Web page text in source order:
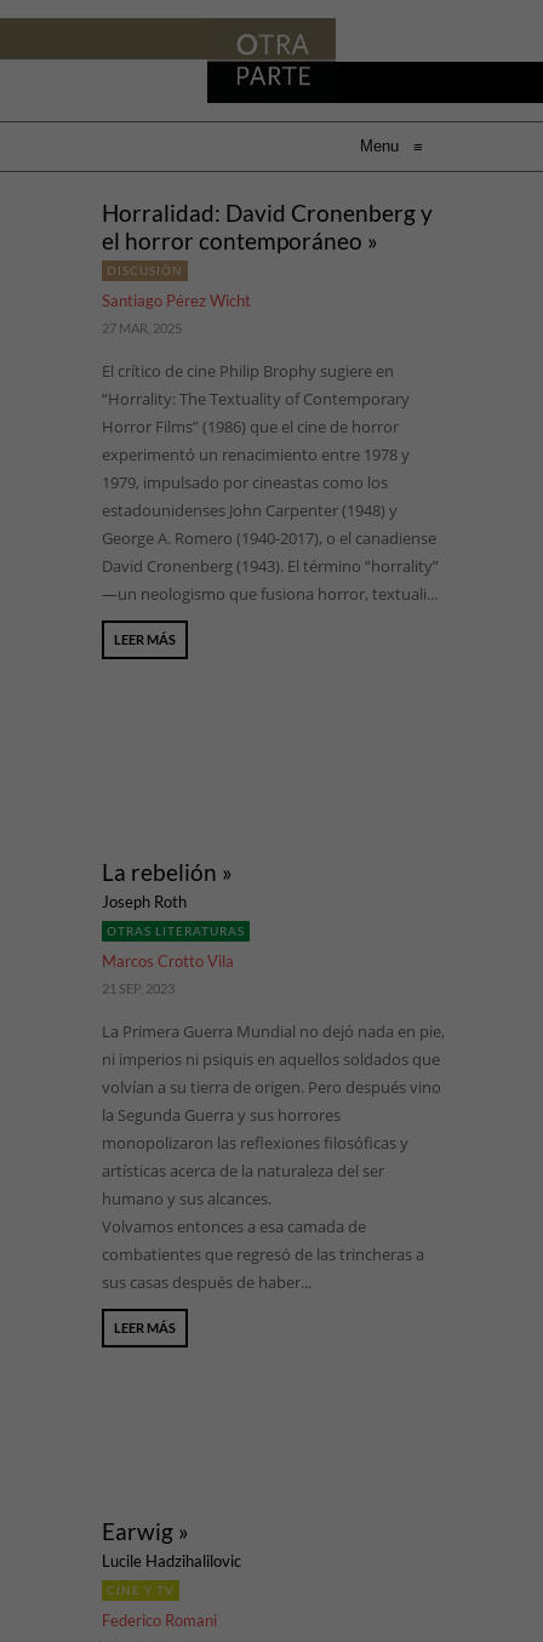
Menu ≡
Horralidad: David Cronenberg y
el horror contemporáneo »
DISCUSIÓN
Santiago Pérez Wicht
27 MAR, 2025
El crítico de cine Philip Brophy sugiere en
“Horrality: The Textuality of Contemporary
Horror Films” (1986) que el cine de horror
experimentó un renacimiento entre 1978 y
1979, impulsado por cineastas como los
estadounidenses John Carpenter (1948) y
George A. Romero (1940-2017), o el canadiense
David Cronenberg (1943). El término “horrality”
—un neologismo que fusiona horror, textuali...
LEER MÁS
La rebelión »
Joseph Roth
OTRAS LITERATURAS
Marcos Crotto Vila
21 SEP, 2023
La Primera Guerra Mundial no dejó nada en pie,
ni imperios ni psiquis en aquellos soldados que
volvían a su tierra de origen. Pero después vino
la Segunda Guerra y sus horrores
monopolizaron las reflexiones filosóficas y
artísticas acerca de la naturaleza del ser
humano y sus alcances.
Volvamos entonces a esa camada de
combatientes que regresó de las trincheras a
sus casas después de haber...
LEER MÁS
Earwig »
Lucile Hadzihalilovic
CINE Y TV
Federico Romani